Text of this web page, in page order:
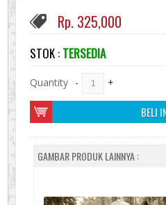
Rp. 325,000
STOK : TERSEDIA
Quantity - +
BELI
GAMBAR PRODUK LAINNYA :